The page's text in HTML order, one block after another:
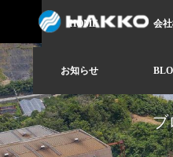
HOME 会
お知らせ
ブ